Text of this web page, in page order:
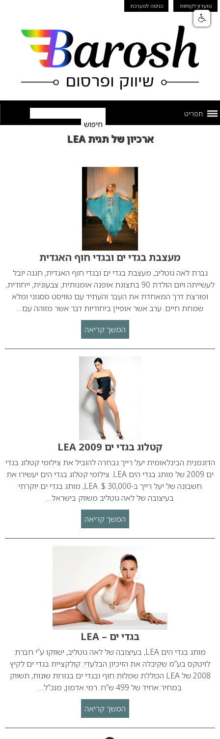
מועדון לקוחות כניסה למערכת
תפריט
ארכיון של תגית LEA
מעצבת בגדי ים ובגדי חוף האגדית
גברת לאה גוטליב, מעצבת בגדי ים ובגדי חוף האגדית, חגגה יובל
לעשייתה ויום הולדת 90 בתצוגת אופנה אומנותית, צבעונית, ייחודית,
ופורצת דרך המאחדת את העבר והעתיד עם טוויסט ססגוני ומלא
שמחת חיים. ערב אשר אופיין ביחודיות דבר אשר מזוהה עם…
המשך קריאה
קטלוג בגדי ים 2009 LEA
הדוגמנית הבינלאומית יעל רייך נבחרה להוביל את צילומי קטלוג בגדי
ים 2009 של מותג בגדי הים LEA. צילומי קטלוג בגדי הים יעשירו את
חשבונה של יעל רייך ב-30,000 $. LEA, מותג בגדי ים יוקרתי
בעיצובה של לאה גוטליב משווק בישראל…
המשך קריאה
בגדי ים – LEA
מותג בגדי הים LEA, בעיצובה של לאה גוטליב, ישווקו ע”י חברת
לויטקס בע”מ שקיבלה את הזיכיון הבלעדי. קולקציית בגדי ים לקיץ
2008 של LEA הכוללת שמלות חוף ובגדי ים בגזרות שונות, תשווק
במחיר אחיד של 499 ש”ח. רמי אדמון, מנכ”ל…
המשך קריאה